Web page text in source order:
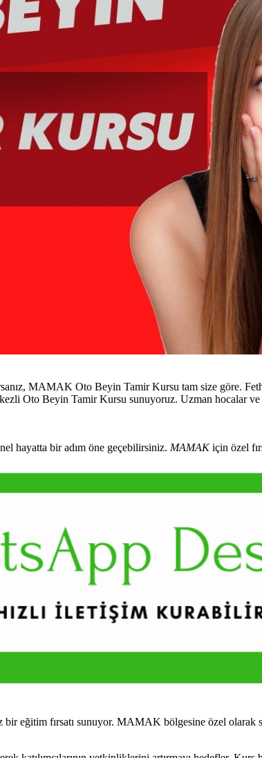
MAMAK Oto Beyin Tamir Kursu tam size göre.
Oto Beyin Tamir Kursu sunuyoruz. Uzman hocalar ve
hayatta bir adım öne geçebilirsiniz. MAMAKiçin özel
eğitim fırsatı sunuyor. MAMAK bölgesine özel olarak